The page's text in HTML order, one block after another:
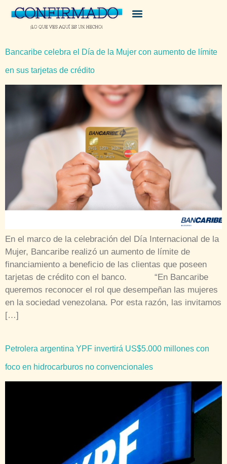
Bancaribe celebra el Día de la Mujer con aumento de límite
en sus tarjetas de crédito
En el marco de la celebración del Día Internacional de la
Mujer, Bancaribe realizó un aumento de límite de
financiamiento a beneficio de las clientas que poseen
tarjetas de crédito con el banco. “En Bancaribe
queremos reconocer el rol que desempeñan las mujeres
en la sociedad venezolana. Por esta razón, las invitamos
[…]
Petrolera argentina YPF invertirá US$5.000 millones con
foco en hidrocarburos no convencionales